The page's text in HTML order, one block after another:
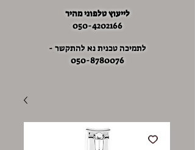
לייעוץ טלפוני מהיר
050-4202166
לתמיכה טכנית נא להתקשר -
050-8780076